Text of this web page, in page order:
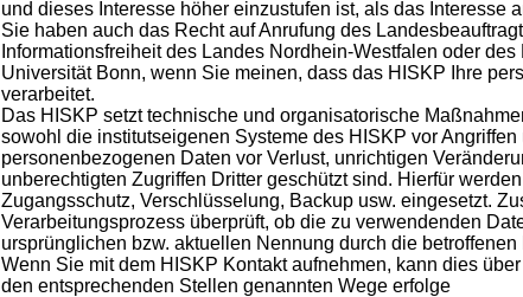
und dieses Interesse höher einzustufen ist, als das Interesse
Sie haben auch das Recht auf Anrufung des
Informationsfreiheit des Landes Nordhein-Westfalen oder
Universität Bonn, wenn Sie meinen, dass das HISKP Ihre
verarbeitet.
Das HISKP setzt technische und organisatorische
sowohl die institutseigenen Systeme des HISKP vor
personenbezogenen Daten vor Verlust, unrichtigen
unberechtigten Zugriffen Dritter geschützt sind. Hierfür
Zugangsschutz, Verschlüsselung, Backup usw. eingesetzt.
Verarbeitungsprozess überprüft, ob die zu verwendenden
ursprünglichen bzw. aktuellen Nennung durch die
Wenn Sie mit dem HISKP Kontakt aufnehmen, kann dies
den entsprechenden Stellen genannten Wege erfolge